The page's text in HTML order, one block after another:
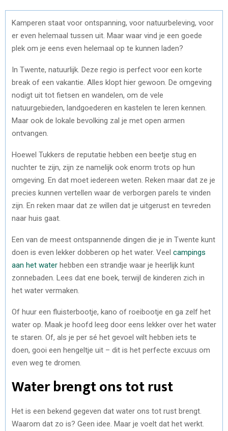
Kamperen staat voor ontspanning, voor natuurbeleving, voor
er even helemaal tussen uit. Maar waar vind je een goede
plek om je eens even helemaal op te kunnen laden?
In Twente, natuurlijk. Deze regio is perfect voor een korte
break of een vakantie. Alles klopt hier gewoon. De omgeving
nodigt uit tot fietsen en wandelen, om de vele
natuurgebieden, landgoederen en kastelen te leren kennen.
Maar ook de lokale bevolking zal je met open armen
ontvangen.
Hoewel Tukkers de reputatie hebben een beetje stug en
nuchter te zijn, zijn ze namelijk ook enorm trots op hun
omgeving. En dat moet iedereen weten. Reken maar dat ze je
precies kunnen vertellen waar de verborgen parels te vinden
zijn. En reken maar dat ze willen dat je uitgerust en tevreden
naar huis gaat.
Een van de meest ontspannende dingen die je in Twente kunt
doen is even lekker dobberen op het water. Veel campings
aan het water hebben een strandje waar je heerlijk kunt
zonnebaden. Lees dat ene boek, terwijl de kinderen zich in
het water vermaken.
Of huur een fluisterbootje, kano of roeibootje en ga zelf het
water op. Maak je hoofd leeg door eens lekker over het water
te staren. Of, als je per sé het gevoel wilt hebben iets te
doen, gooi een hengeltje uit – dit is het perfecte excuus om
even weg te dromen.
Water brengt ons tot rust
Het is een bekend gegeven dat water ons tot rust brengt.
Waarom dat zo is? Geen idee. Maar je voelt dat het werkt.